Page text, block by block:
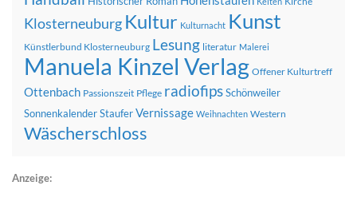
Klosterneuburg Kultur Kulturnacht Kunst
Künstlerbund Klosterneuburg Lesung literatur Malerei
Manuela Kinzel Verlag Offener Kulturtreff
Ottenbach Passionszeit Pflege radiofipsSchönweiler
SonnenkalenderStauferVernissage Weihnachten Western
Wäscherschloss
Anzeige: